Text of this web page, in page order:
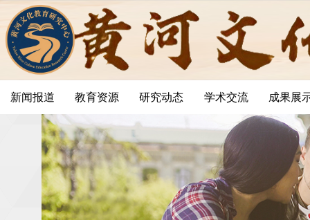
新闻报道 教育资源 研究动态 学术交流 成果展